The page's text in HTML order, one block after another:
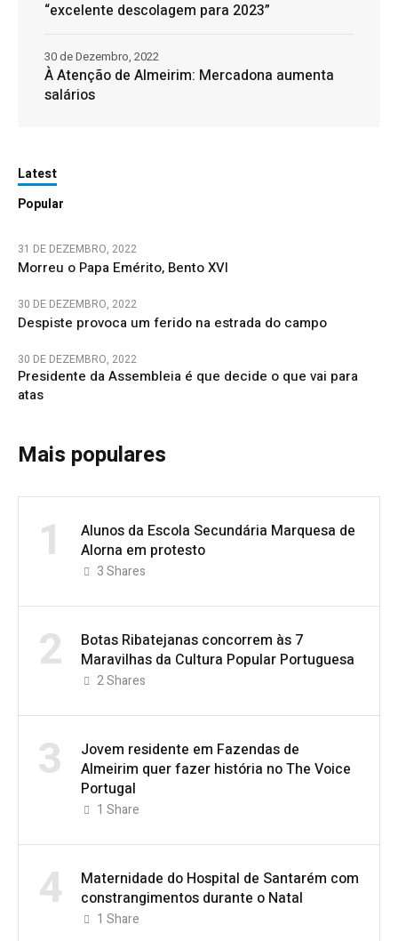
“excelente descolagem para 2023”
À Atenção de Almeirim: Mercadona aumenta
salários
30 de Dezembro, 2022
Latest
Popular
31 DE DEZEMBRO, 2022
Morreu o Papa Emérito, Bento XVI
30 DE DEZEMBRO, 2022
Despiste provoca um ferido na estrada do campo
30 DE DEZEMBRO, 2022
Presidente da Assembleia é que decide o que vai para
atas
Mais populares
1
Alunos da Escola Secundária Marquesa de
Alorna em protesto
3Shares
2
Botas Ribatejanas concorrem às 7
Maravilhas da Cultura Popular Portuguesa
2Shares
3
Jovem residente em Fazendas de
Almeirim quer fazer história no The Voice
Portugal
1 Share
4
Maternidade do Hospital de Santarém com
constrangimentos durante o Natal
1 Share